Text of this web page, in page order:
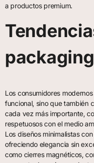
a productos premium.
Los consumidores
funcional, sino que también
cada vez más importante,
respetuosos con el medio
Los diseños minimalistas
ofreciendo elegancia sin
como cierres magnéticos,